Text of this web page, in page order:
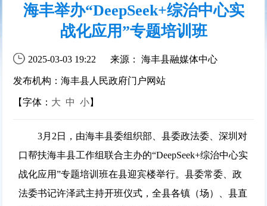
海丰举办“DeepSeek+综治中心实
战化应用”专题培训班
2025-03-03 19:22 来源： 海丰县融媒体中心
发布机构：海丰县人民政府门户网站
【字体： 大 中 小】
3月2日，由海丰县委组织部、县委政法委、深圳对
口帮扶海丰县工作组联合主办的“DeepSeek+综治中心实
战化应用”专题培训班在县迎宾楼举行。县委常委、政
法委书记许泽武主持开班仪式，全县各镇（场）、县直